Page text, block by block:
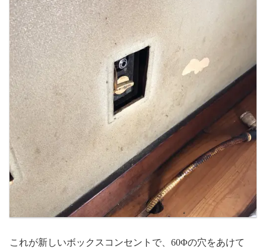
これが新しいボックスコンセントで、60Φの穴をあけて